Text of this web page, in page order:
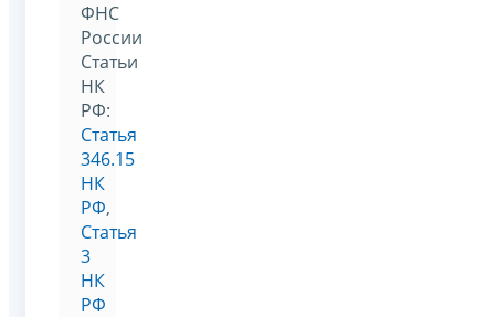
ФНС
России
Статьи
НК
РФ:
Статья
346.15
НК
РФ,
Статья
3
НК
РФ